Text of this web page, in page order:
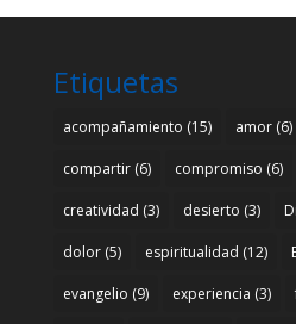
Etiquetas
acompañamiento (15) amor(6)
compartir(6) compromiso (6)
creatividad (3) desierto (3)
dolor(5) espiritualidad (12)
evangelio (9) experiencia (3)